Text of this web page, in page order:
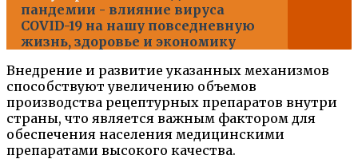
пандемии - влияние вируса
COVID-19 на нашу повседневную
жизнь, здоровье и экономику
Внедрение и развитие указанных механизмов
способствуют увеличению объемов
производства рецептурных препаратов внутри
страны, что является важным фактором для
обеспечения населения медицинскими
препаратами высокого качества.